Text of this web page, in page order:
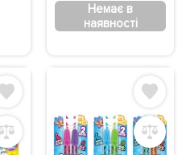
Немає в
наявності